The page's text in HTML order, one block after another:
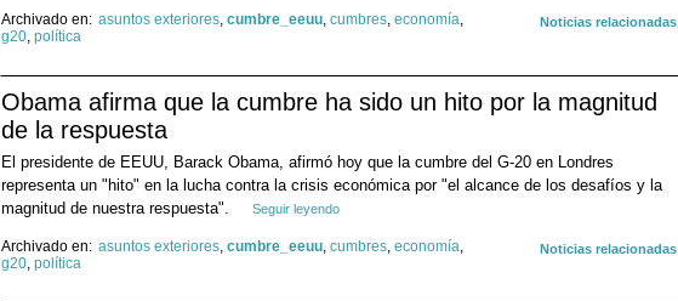
Noticias relacionadas
Archivado en: asuntos exteriores, cumbre_eeuu, cumbres, economía,
g20, política
Obama afirma que la cumbre ha sido un hito por la magnitud
de la respuesta
El presidente de EEUU, Barack Obama, afirmó hoy que la cumbre del G-20 en Londres
representa un "hito" en la lucha contra la crisis económica por "el alcance de los desafíos y la
magnitud de nuestra respuesta".
Seguir leyendo
Noticias relacionadas
Archivado en: asuntos exteriores, cumbre_eeuu, cumbres, economía,
g20, política